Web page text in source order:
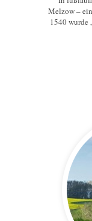
Melzow –
1540 wurde